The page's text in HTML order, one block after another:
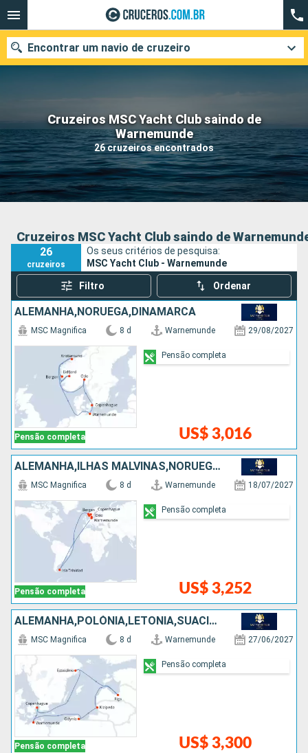
Cruzeiros MSC Yacht Club saindo de
Warnemunde
26 cruzeiros encontrados
Encontrar um navio de cruzeiro
Quando ir?
Data de partida
Cidades Companhias
Cruzeiros MSC Yacht Club saindo de
26
cruzeiros
Os seus critérios de pesquisa:
MSC Yacht Club - Warnemunde
Filtro Ordenar
ALEMANHA,NORUEGA,DINAMARCA
Pensão completa
MSC Magnifica 8 d Warnemunde 29/08/2027
US$ 3,016
Pensão completa
ALEMANHA,ILHAS MALVINAS,NORUEGA,DINAMARCA
Pensão completa
MSC Magnifica 8 d Warnemunde 18/07/2027
US$ 3,252
Pensão completa
ALEMANHA,POLÓNIA,LETÔNIA,SUÃCIA,DINAMARCA
Pensão completa
MSC Magnifica 8 d Warnemunde 27/06/2027
US$ 3,300
Pensão completa